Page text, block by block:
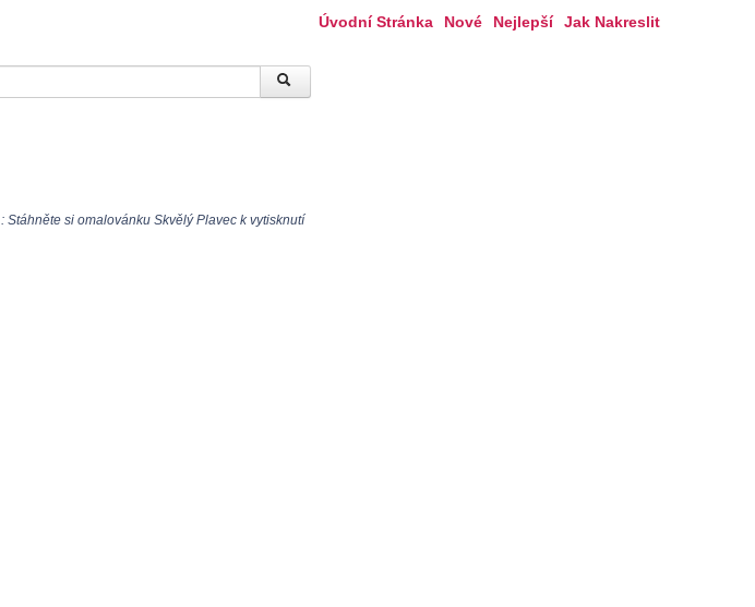
Úvodní Stránka Nové Nejlepší Jak Nakreslit
: Stáhněte si omalovánku Skvělý Plavec k vytisknutí